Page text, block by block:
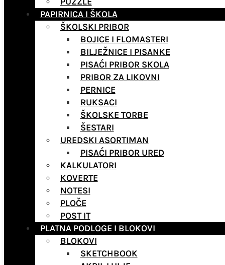
PAPIRNICA I ŠKOLA
ŠKOLSKI PRIBOR
BOJICE I FLOMASTERI
BILJEŽNICE I PISANKE
PISAĆI PRIBOR SKOLA
PRIBOR ZA LIKOVNI
PERNICE
RUKSACI
ŠKOLSKE TORBE
ŠESTARI
UREDSKI ASORTIMAN
PISAĆI PRIBOR URED
KALKULATORI
KOVERTE
NOTESI
PLOČE
POST IT
PLATNA PODLOGE I BLOKOVI
BLOKOVI
SKETCHBOOK